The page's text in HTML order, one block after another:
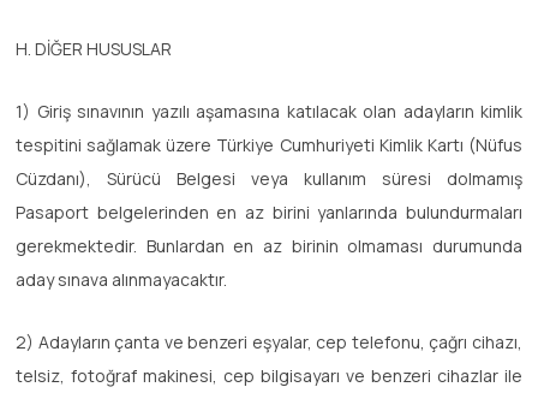
H. DİĞER HUSUSLAR
1) Giriş sınavının yazılı aşamasına katılacak olan adayların kimlik
tespitini sağlamak üzere Türkiye Cumhuriyeti Kimlik Kartı (Nüfus
Cüzdanı), Sürücü Belgesi veya kullanım süresi dolmamış
Pasaport belgelerinden en az birini yanlarında bulundurmaları
gerekmektedir. Bunlardan en az birinin olmaması durumunda
aday sınava alınmayacaktır.
2) Adayların çanta ve benzeri eşyalar, cep telefonu, çağrı cihazı,
telsiz, fotoğraf makinesi, cep bilgisayarı ve benzeri cihazlar ile